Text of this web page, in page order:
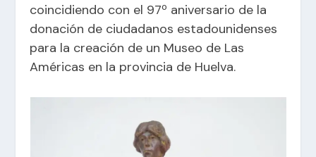
coincidiendo con el 97º aniversario de la
donación de ciudadanos estadounidenses
para la creación de un Museo de Las
Américas en la provincia de Huelva.